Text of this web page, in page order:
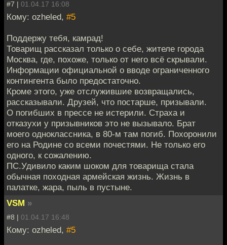
#7 | 01.04.17 16:08
Кому: ozheled, #5
Поддержу тебя, камрад!
Товарищ рассказал только о себе, жителе города
Москва, где, похоже, только от него всё скрывали.
Информации официальной о вводе ограниченного
контингента было предостаточно.
Кроме этого, уже отслужившие возвращались,
рассказывали. Друзей, что постарше, призывали.
О погибших в прессе не истерили. Страха и
отказухи у призывников это не вызывало. Брат
моего одноклассника, в 80-м там погиб. Похоронили
его на Родине со всеми почестями. Не только его
одного, к сожалению.
ПС.Удивило каким шоком для товарища стала
обычная походная армейская жизнь. Жизнь в
палатке, жара, пыль в пустыне.
VSM »
#8 | 01.04.17 16:48
Кому: ozheled, #5